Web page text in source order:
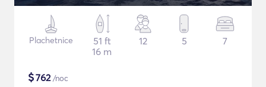
Plachetnice
51 ft
16 m
12 5 7
$762/noc